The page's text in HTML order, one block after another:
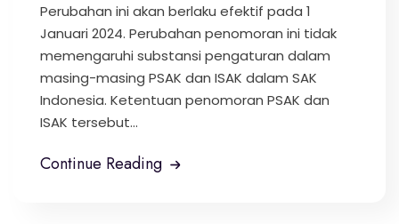
Perubahan ini akan berlaku efektif pada 1
Januari 2024. Perubahan penomoran ini tidak
memengaruhi substansi pengaturan dalam
masing-masing PSAK dan ISAK dalam SAK
Indonesia. Ketentuan penomoran PSAK dan
ISAK tersebut...
Continue Reading